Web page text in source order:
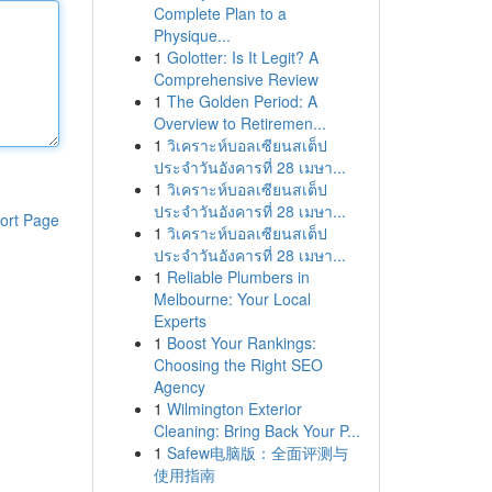
Page
Complete Plan to a
Physique...
1 Golotter: Is It Legit? A
Comprehensive Review
1 The Golden Period: A
Overview to Retiremen...
1 วิเคราะห์บอลเซียนสเต็ป
ประจำวันอังคารที่ 28 เมษา...
1 วิเคราะห์บอลเซียนสเต็ป
ประจำวันอังคารที่ 28 เมษา...
1 วิเคราะห์บอลเซียนสเต็ป
ประจำวันอังคารที่ 28 เมษา...
1 Reliable Plumbers in
Melbourne: Your Local
Experts
1 Boost Your Rankings:
Choosing the Right SEO
Agency
1 Wilmington Exterior
Cleaning: Bring Back Your P...
1 Safew电脑版：全面评测与
使用指南